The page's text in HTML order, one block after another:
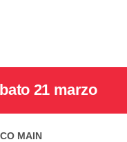
21 marzo
MAIN